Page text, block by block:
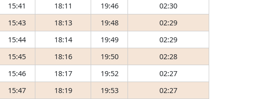
15:41 18:11 19:46
02:30
15:43 18:13 19:48
02:29
15:44 18:14 19:49
02:29
15:45 18:16 19:50
02:28
15:46 18:17 19:52
02:27
15:47 18:19 19:53
02:27